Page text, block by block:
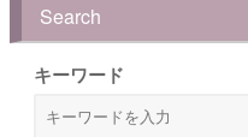
Search
キーワード